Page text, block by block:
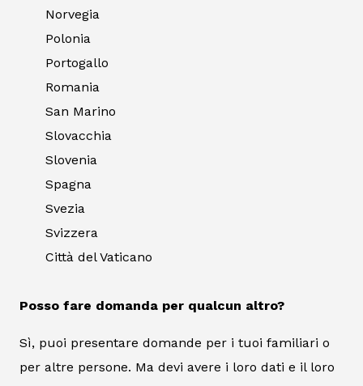
Norvegia
Polonia
Portogallo
Romania
San Marino
Slovacchia
Slovenia
Spagna
Svezia
Svizzera
Città del Vaticano
Posso fare domanda per qualcun altro?
Sì, puoi presentare domande per i tuoi familiari o
per altre persone. Ma devi avere i loro dati e il loro